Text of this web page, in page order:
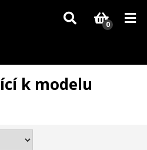
dodání dílů, které nejsou skladem,
za pochopení.
0
k modelu